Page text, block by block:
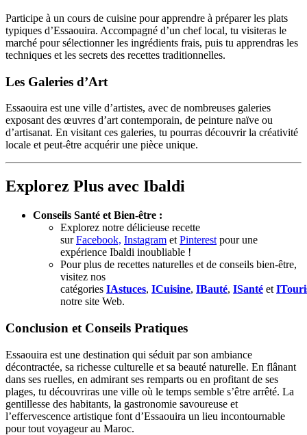
Participe à un cours de cuisine pour apprendre à préparer les plats
typiques d’Essaouira. Accompagné d’un chef local, tu visiteras le
marché pour sélectionner les ingrédients frais, puis tu apprendras les
techniques et les secrets des recettes traditionnelles.
Les Galeries d’Art
Essaouira est une ville d’artistes, avec de nombreuses galeries
exposant des œuvres d’art contemporain, de peinture naïve ou
d’artisanat. En visitant ces galeries, tu pourras découvrir la créativité
locale et peut-être acquérir une pièce unique.
Explorez Plus avec Ibaldi
Conseils Santé et Bien-être :
Explorez notre délicieuse recette
surFacebook, Instagram et Pinterest pour une
expérience Ibaldi inoubliable !
Pour plus de recettes naturelles et de conseils bien-être,
visitez nos
catégories IAstuces, ICuisine, IBauté, ISanté et
notre site Web.
Conclusion et Conseils Pratiques
Essaouira est une destination qui séduit par son ambiance
décontractée, sa richesse culturelle et sa beauté naturelle. En flânant
dans ses ruelles, en admirant ses remparts ou en profitant de ses
plages, tu découvriras une ville où le temps semble s’être arrêté. La
gentillesse des habitants, la gastronomie savoureuse et
l’effervescence artistique font d’Essaouira un lieu incontournable
pour tout voyageur au Maroc.